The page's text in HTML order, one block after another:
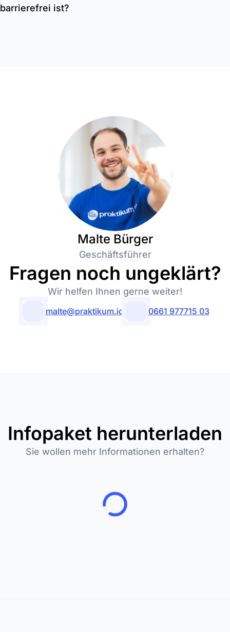
barrierefrei ist?
Malte Bürger
Geschäftsführer
Fragen noch ungeklärt?
Wir helfen Ihnen gerne weiter!
malte@praktikum.io 0661 977715 03
Infopaket herunterladen
Sie wollen mehr Informationen erhalten?